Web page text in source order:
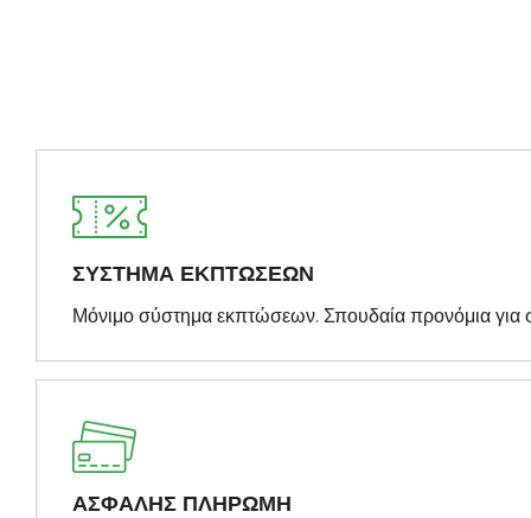
ΣΥΣΤΗΜΑ ΕΚΠΤΩΣΕΩΝ
Μόνιμο σύστημα εκπτώσεων. Σπουδαία προνόμια για
ΑΣΦΑΛΗΣ ΠΛΗΡΩΜΗ